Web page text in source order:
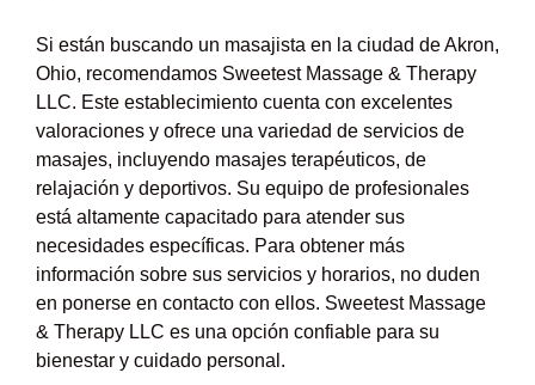
Si están buscando un masajista en la ciudad de Akron,
Ohio, recomendamos Sweetest Massage & Therapy
LLC. Este establecimiento cuenta con excelentes
valoraciones y ofrece una variedad de servicios de
masajes, incluyendo masajes terapéuticos, de
relajación y deportivos. Su equipo de profesionales
está altamente capacitado para atender sus
necesidades específicas. Para obtener más
información sobre sus servicios y horarios, no duden
en ponerse en contacto con ellos. Sweetest Massage
& Therapy LLC es una opción confiable para su
bienestar y cuidado personal.